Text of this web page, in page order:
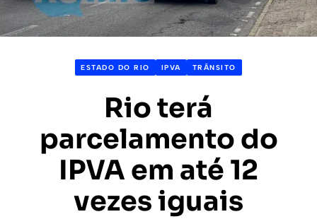
ESTADO DO RIO IPVA TRÂNSITO
Rio terá
parcelamento do
IPVA em até 12
vezes iguais